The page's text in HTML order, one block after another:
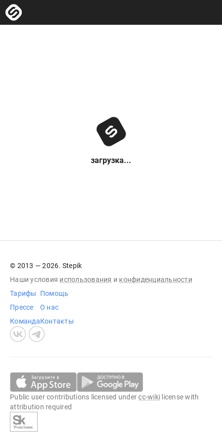
загрузка...
© 2013 — 2026. Stepik
Наши условия использования и конфиденциальности
Тарифы
Прессе
Команда
Помощь
О нас
Контакты
Public user contributions licensed undercc-wiki license with
attribution required